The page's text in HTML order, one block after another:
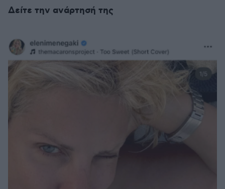
Δείτε την ανάρτησή της